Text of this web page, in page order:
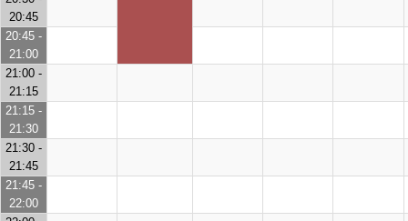
20:45
20:45 -
21:00
21:00 -
21:15
21:15 -
21:30
21:30 -
21:45
21:45 -
22:00